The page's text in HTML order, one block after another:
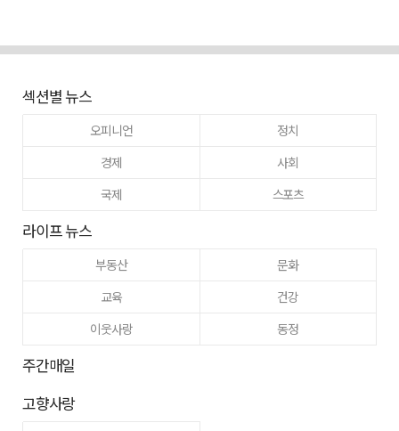
섹션별 뉴스
오피니언
정치
경제
사회
국제
스포츠
라이프 뉴스
부동산
문화
교육
건강
이웃사랑
동정
주간매일
고향사랑